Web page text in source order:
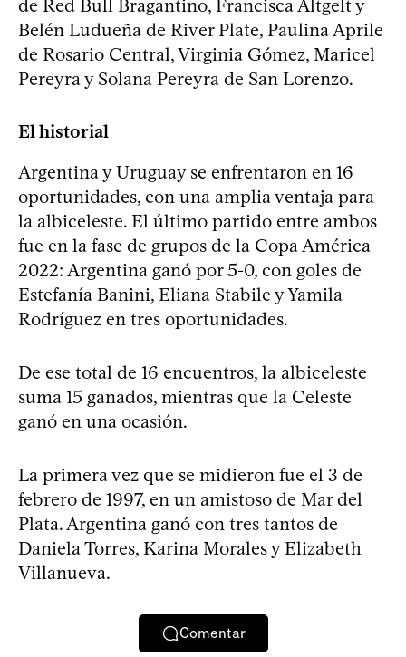
de Red Bull Bragantino, Francisca Altgelt y
Belén Ludueña de River Plate, Paulina Aprile
de Rosario Central, Virginia Gómez, Maricel
Pereyra y Solana Pereyra de San Lorenzo.
El historial
Argentina y Uruguay se enfrentaron en 16
oportunidades, con una amplia ventaja para
la albiceleste. El último partido entre ambos
fue en la fase de grupos de la Copa América
2022: Argentina ganó por 5-0, con goles de
Estefanía Banini, Eliana Stabile y Yamila
Rodríguez en tres oportunidades.
De ese total de 16 encuentros, la albiceleste
suma 15 ganados, mientras que la Celeste
ganó en una ocasión.
La primera vez que se midieron fue el 3 de
febrero de 1997, en un amistoso de Mar del
Plata. Argentina ganó con tres tantos de
Daniela Torres, Karina Morales y Elizabeth
Villanueva.
Comentar